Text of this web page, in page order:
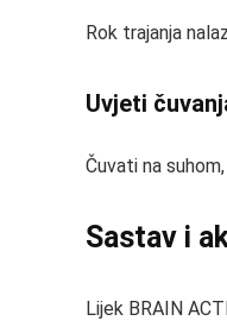
Rok trajanja
Uvjeti
Čuvati na
Sastav i
Lijek BRAIN